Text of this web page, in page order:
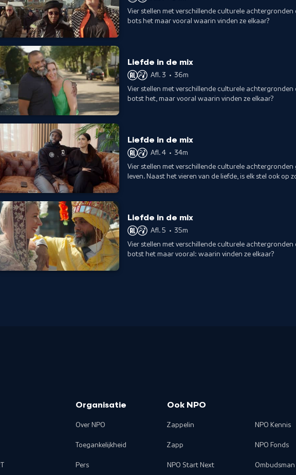
Vier stellen met verschillende culturele achtergronden
bots het maar vooral waarin vinden ze elkaar?
Liefde in de mix
Afl. 3 • 36m
Vier stellen met verschillende culturele achtergronden
botst het, maar vooral waarin vinden ze elkaar?
Liefde in de mix
Afl. 4 • 34m
Vier stellen met verschillende culturele achtergronden
leven. Naast het vieren van de liefde, is elk stel ook op
Liefde in de mix
Afl. 5 • 35m
Vier stellen met verschillende culturele achtergronden
botst het maar vooral: waarin vinden ze elkaar?
Organisatie
Over NPO
Toegankelijkheid
Pers
Ook NPO
Zappelin
Zapp
NPO Start Next
NPO Kennis
NPO Fonds
Ombudsman